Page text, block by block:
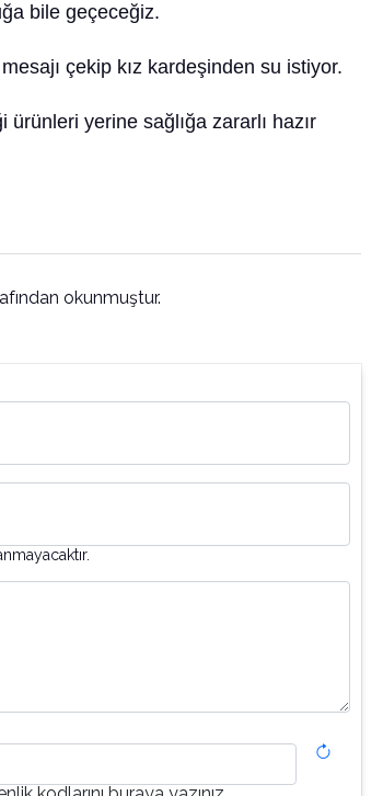
bile geçeceğiz.
çekip kız kardeşinden su istiyor.
yerine sağlığa zararlı hazır
okunmuştur.